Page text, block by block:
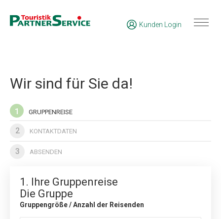
Kunden Login
Wir sind für Sie da!
1 GRUPPENREISE
2 KONTAKTDATEN
3 ABSENDEN
1. Ihre Gruppenreise
Die Gruppe
Gruppengröße / Anzahl der Reisenden